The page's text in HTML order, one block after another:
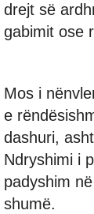
drejt së
gabimit ose
Mos i
e
dashuri,
Ndryshimi i
padyshim
shumë.